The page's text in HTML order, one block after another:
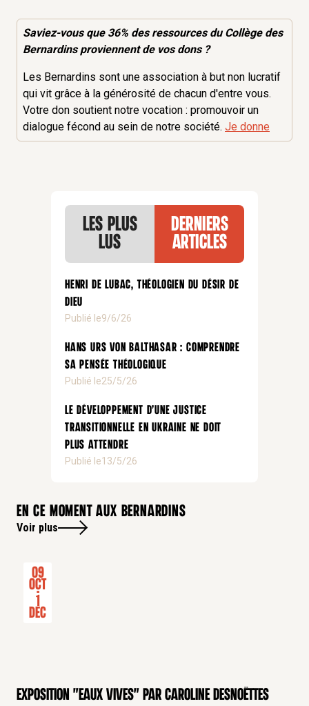
Saviez-vous que 36% desressourcesdu Collège des
Bernardins proviennent de vos dons ?
Les Bernardins sont une association à but non lucratif
qui vit grâce à la générosité de chacun d'entre vous.
Votre don soutient notre vocation : promouvoir un
dialogue fécond au sein de notre société. Je donne
Les plus
lus
Derniers
articles
Henri de Lubac, théologien du désir de
Dieu
Publié le9/6/26
Hans Urs von Balthasar : comprendre
sa pensée théologique
Publié le25/5/26
Le développement d’une justice
transitionnelle en Ukraine ne doit
plus attendre
Publié le13/5/26
En ce moment aux bernardins
Voir plus
09
Oct
-
1
Dec
Exposition "Eaux Vives" par Caroline Desnoëttes